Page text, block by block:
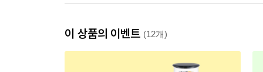
이 상품의 이벤트 (12개)